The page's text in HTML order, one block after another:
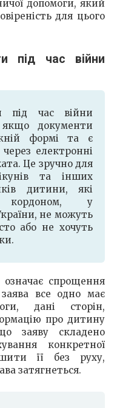
допомоги, який
для цього
під час війни
під час війни
документи
формі та є
електронні
Це зручно для
та інших
дитини, які
кордоном, у
не можуть
або не хочуть
спрощення
все одно має
дані сторін,
про дитину
заяву складено
конкретної
її без руху,
затягнеться.